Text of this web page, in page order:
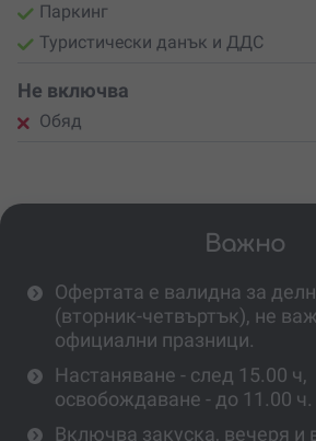
Паркинг
Туристически данък и ДДС
Не включва
Обяд
Важно
Офертата е валидна за
(вторник-четвъртък), не
официални празници.
Настаняване - след 15.00 ч,
освобождаване - до 11.00 ч.
Включва закуска, вечеря и